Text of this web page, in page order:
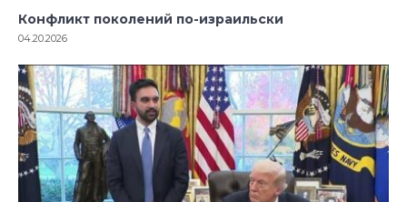
Конфликт поколений по-израильски
04.20.2026